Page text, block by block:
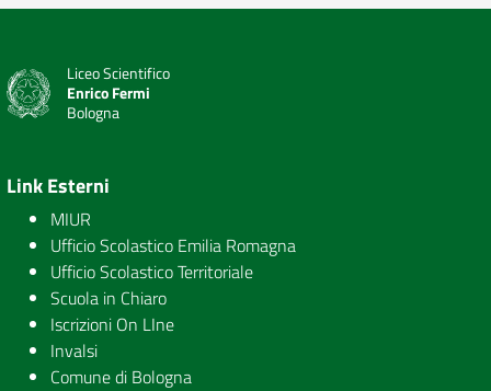
Liceo Scientifico
Enrico Fermi
Bologna
Link Esterni
MIUR
Ufficio Scolastico Emilia Romagna
Ufficio Scolastico Territoriale
Scuola in Chiaro
Iscrizioni On LIne
Invalsi
Comune di Bologna